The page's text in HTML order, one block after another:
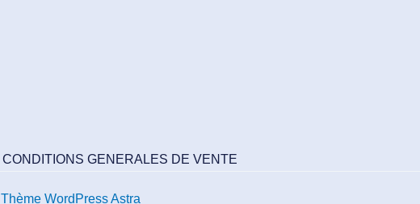
CONDITIONS GENERALES DE VENTE
Thème WordPress Astra